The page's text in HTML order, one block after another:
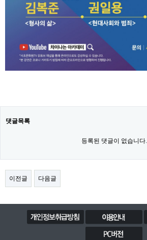
댓글목록
등록된 댓글이 없습니다.
이전글 다음글